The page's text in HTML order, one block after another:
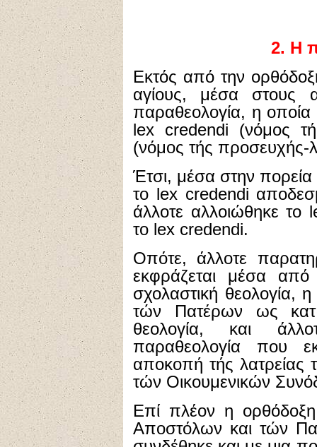
2. Η
Εκτός από την
αγίους, μέσα στους
παραθεολογία, η
lex credendi (νόμος
(νόμος τής προσευχής-
Έτσι, μέσα στην
το lex credendi
άλλοτε αλλοιώθηκε
το lex credendi.
Οπότε, άλλοτε
εκφράζεται μέσα
σχολαστική θεολογία,
τών Πατέρων ως
θεολογία, και
παραθεολογία που
αποκοπή τής λατρείας
τών Οικουμενικών
Επί πλέον η
Αποστόλων και τών